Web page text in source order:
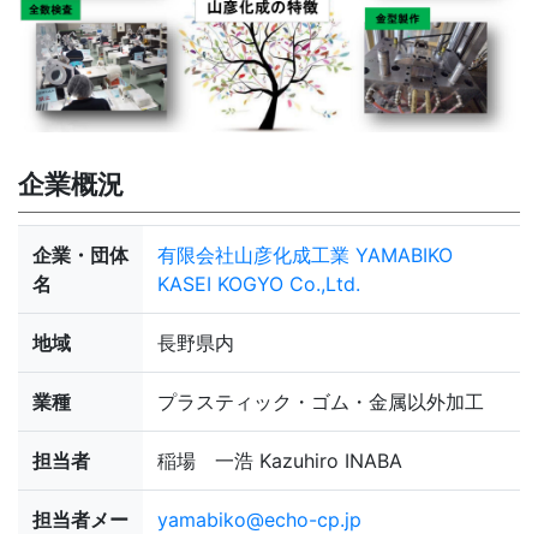
企業概況
企業・団体
名
有限会社山彦化成工業 YAMABIKO
KASEI KOGYO Co.,Ltd.
地域 長野県内
業種 プラスティック・ゴム・金属以外加工
担当者 稲場 一浩 Kazuhiro INABA
担当者メー
yamabiko@echo-cp.jp